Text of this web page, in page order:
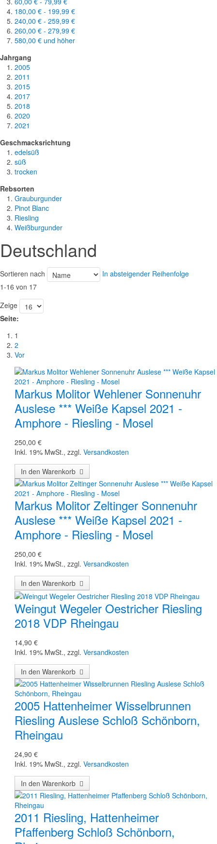
180,00 € - 199,99 €
240,00 € - 259,99 €
260,00 € - 279,99 €
580,00 € und höher
Jahrgang
2005
2011
2015
2017
2018
2020
2021
Geschmacksrichtung
edelsüß
süß
trocken
Rebsorten
Grauburgunder
Pinot Blanc
Riesling
Weißburgunder
Deutschland
Sortieren nach
In absteigender Reihenfolge
1-16 von 17
Zeige
Seite:
1
2
Vor
Markus Molitor Wehlener Sonnenuhr
Auslese *** Weiße Kapsel 2021 -
Amphore - Riesling - Mosel
250,00 €
Inkl. 19% MwSt., zzgl. Versandkosten
In den Warenkorb
Markus Molitor Zeltinger Sonnenuhr
Auslese *** Weiße Kapsel 2021 -
Amphore - Riesling - Mosel
250,00 €
Inkl. 19% MwSt., zzgl. Versandkosten
In den Warenkorb
Weingut Wegeler Oestricher Riesling
2018 VDP Rheingau
14,90 €
Inkl. 19% MwSt., zzgl. Versandkosten
In den Warenkorb
2005 Hattenheimer Wisselbrunnen
Riesling Auslese Schloß Schönborn,
Rheingau
24,90 €
Inkl. 19% MwSt., zzgl. Versandkosten
In den Warenkorb
2011 Riesling, Hattenheimer
Pfaffenberg Schloß Schönborn,